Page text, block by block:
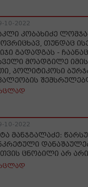
10-2022
კობახიძე
თუნდაც
გადადგას -
მოადგილე
პოლიტიკოსი
10-2022
მანჯგალაძე:
ცნობილი არ